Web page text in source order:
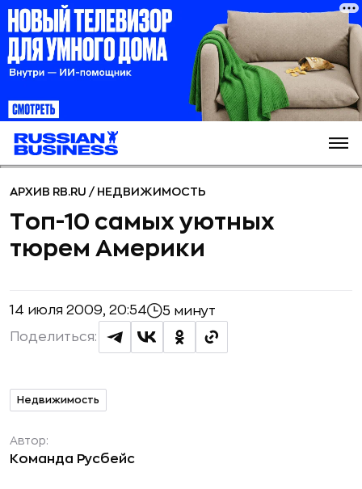
АРХИВ RB.RU / НЕДВИЖИМОСТЬ
Топ-10 самых уютных
тюрем Америки
14 июля 2009, 20:54 5 минут
Поделиться:
Недвижимость
Автор:
Команда Русбейс